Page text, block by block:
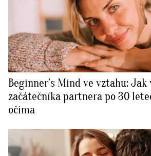
Beginner’s Mind ve vztahu:
začátečníka partnera po 30
očima